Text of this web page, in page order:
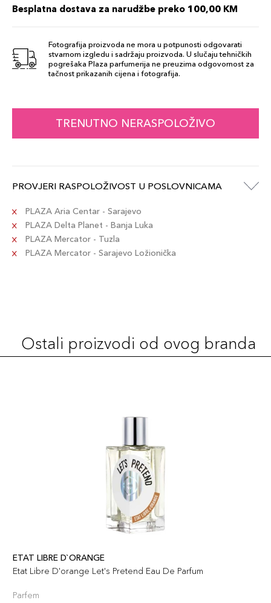
Besplatna dostava za narudžbe preko 100,00 KM
Fotografija proizvoda ne mora u potpunosti odgovarati
stvarnom izgledu i sadržaju proizvoda. U slučaju tehničkih
pogrešaka Plaza parfumerija ne preuzima odgovornost za
tačnost prikazanih cijena i fotografija.
TRENUTNO NERASPOLOŽIVO
PROVJERI RASPOLOŽIVOST U POSLOVNICAMA
PLAZA Aria Centar - Sarajevo
PLAZA Delta Planet - Banja Luka
PLAZA Mercator - Tuzla
PLAZA Mercator - Sarajevo Ložionička
Ostali proizvodi od ovog branda
ETAT LIBRE D`ORANGE
Etat Libre D'orange Let's Pretend Eau De Parfum
Parfem